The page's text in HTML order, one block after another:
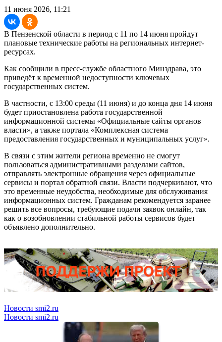
11 июня 2026, 11:21
В Пензенской области в период с 11 по 14 июня пройдут
плановые технические работы на региональных интернет-
ресурсах.
Как сообщили в пресс-службе областного Минздрава, это
приведёт к временной недоступности ключевых
государственных систем.
В частности, с 13:00 среды (11 июня) и до конца дня 14 июня
будет приостановлена работа государственной
информационной системы «Официальные сайты органов
власти», а также портала «Комплексная система
предоставления государственных и муниципальных услуг».
В связи с этим жители региона временно не смогут
пользоваться административными разделами сайтов,
отправлять электронные обращения через официальные
сервисы и портал обратной связи. Власти подчеркивают, что
это временные неудобства, необходимые для обслуживания
информационных систем. Гражданам рекомендуется заранее
решить все вопросы, требующие подачи заявок онлайн, так
как о возобновлении стабильной работы сервисов будет
объявлено дополнительно.
Новости smi2.ru
Новости smi2.ru